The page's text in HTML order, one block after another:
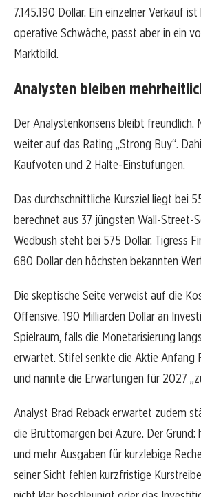
7.145.190 Dollar. Ein einzelner Verkauf
operative Schwäche, passt aber in ein
Marktbild.
Analysten bleiben
Der Analystenkonsens bleibt
weiter auf das Rating „Strong Buy“.
Kaufvoten und 2 Halte-Einstufungen.
Das durchschnittliche Kursziel liegt bei
berechnet aus 37 jüngsten Wall-Street-
Wedbush steht bei 575 Dollar. Tigress
680 Dollar den höchsten bekannten
Die skeptische Seite verweist auf die
Offensive. 190 Milliarden Dollar an
Spielraum, falls die Monetarisierung
erwartet. Stifel senkte die Aktie Anfang
und nannte die Erwartungen für 2027
Analyst Brad Reback erwartet zudem
die Bruttomargen bei Azure. Der Grund:
und mehr Ausgaben für kurzlebige
seiner Sicht fehlen kurzfristige